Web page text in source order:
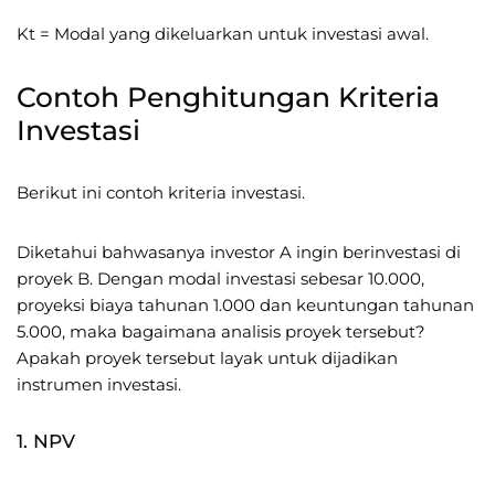
Kt = Modal yang dikeluarkan untuk investasi awal.
Contoh Penghitungan Kriteria
Investasi
Berikut ini contoh kriteria investasi.
Diketahui bahwasanya investor A ingin berinvestasi di
proyek B. Dengan modal investasi sebesar 10.000,
proyeksi biaya tahunan 1.000 dan keuntungan tahunan
5.000, maka bagaimana analisis proyek tersebut?
Apakah proyek tersebut layak untuk dijadikan
instrumen investasi.
1. NPV